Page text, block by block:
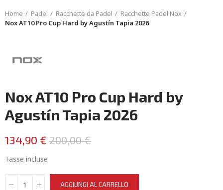
Home Padel Racchette da Padel
Racchette Padel Nox
Nox AT10 Pro Cup Hard by Agustín Tapia 2026
Nox AT10 Pro Cup Hard by
Agustín Tapia 2026
134,90 € 200,00 €
Tasse incluse
AGGIUNGI AL CARRELLO